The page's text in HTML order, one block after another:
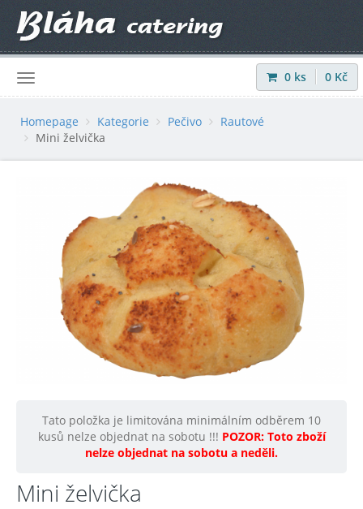
Přihlásit |Registrovat
0 ks 0 Kč
Homepage Kategorie Pečivo
Rautové
Mini želvička
Tato položka je limitována minimálním odběrem 10
kusů nelze objednat na sobotu !!! POZOR: Toto zboží
nelze objednat na sobotu a neděli.
Mini želvička